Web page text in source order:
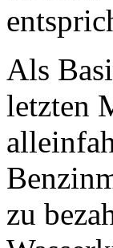
Als
letzten
zu